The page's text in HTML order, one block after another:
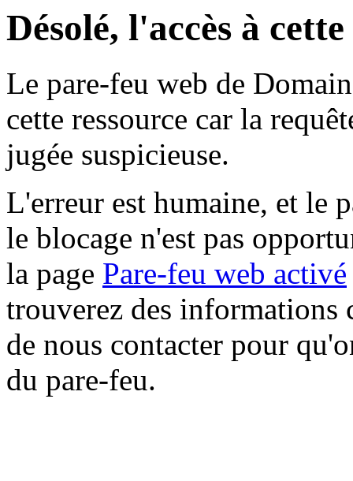
Désolé, l'accès à
Le pare-feu web de
cette ressource car la
jugée suspicieuse.
L'erreur est humaine, et le
le blocage n'est pas
la page Pare-feu web activé
trouverez des informations
de nous contacter pour
du pare-feu.